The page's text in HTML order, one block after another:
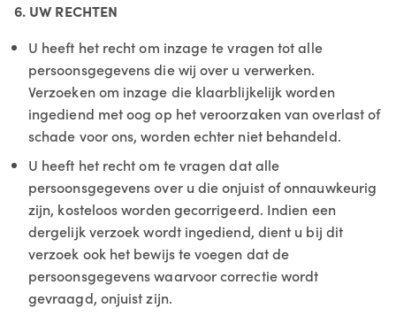
6. UW RECHTEN
U heeft het recht om inzage te vragen tot alle
persoonsgegevens die wij over u verwerken.
Verzoeken om inzage die klaarblijkelijk worden
ingediend met oog op het veroorzaken van overlast of
schade voor ons, worden echter niet behandeld.
U heeft het recht om te vragen dat alle
persoonsgegevens over u die onjuist of onnauwkeurig
zijn, kosteloos worden gecorrigeerd. Indien een
dergelijk verzoek wordt ingediend, dient u bij dit
verzoek ook het bewijs te voegen dat de
persoonsgegevens waarvoor correctie wordt
gevraagd, onjuist zijn.